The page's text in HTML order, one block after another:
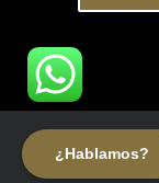
¿Hablamos?
Focus on
Legales |